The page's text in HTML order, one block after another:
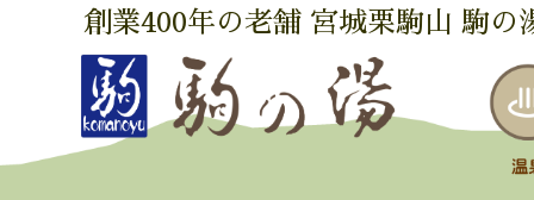
創業400年の老舗 宮城栗駒山 駒の